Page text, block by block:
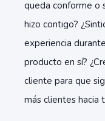
queda conforme o
hizo contigo?
experiencia
producto en sí?
cliente para que
más clientes hacia